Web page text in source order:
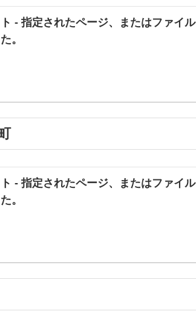
- 指定されたページ、またはファイル
。
- 指定されたページ、またはファイル
。